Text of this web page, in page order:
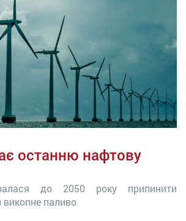
останню нафтову
до 2050 року припинити
викопне паливо